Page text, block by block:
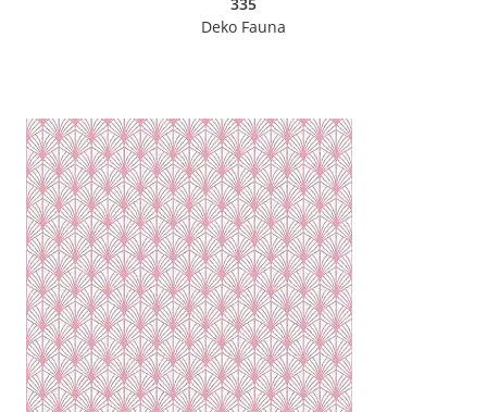
Deko Fauna